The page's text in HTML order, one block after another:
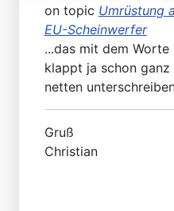
on topic Umrüstung
EU-Scheinwerfer
...das mit dem
klappt ja schon
netten
Gruß
Christian